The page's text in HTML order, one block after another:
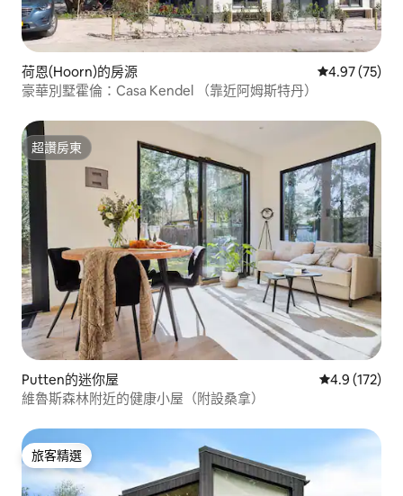
荷恩(Hoorn)的房源 從 75 則評價
4.97 (75)
豪華別墅霍倫：Casa Kendel （靠近阿姆斯特丹）
超讚房東
超讚房東
Putten的迷你屋 從 172 則評
4.9 (172)
維魯斯森林附近的健康小屋（附設桑拿）
旅客精選
旅客精選